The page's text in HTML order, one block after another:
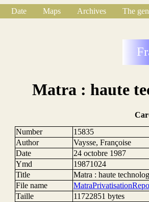
Date Maps Archives
The
Matra : haute
Number
15835
Author
Vaysse, Françoise
Date
24 octobre 1987
Ymd
19871024
Title
Matra : haute
File name
Taille
11722851 bytes